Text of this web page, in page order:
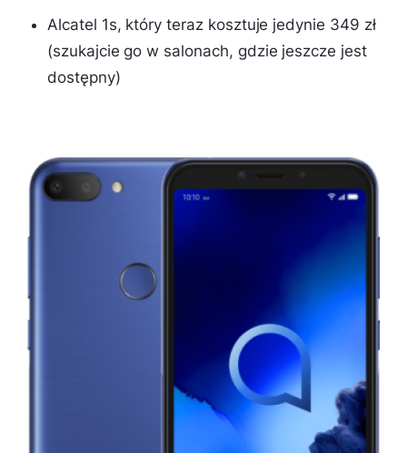
Alcatel 1s, który teraz kosztuje jedynie 349 zł
(szukajcie go w salonach, gdzie jeszcze jest
dostępny)